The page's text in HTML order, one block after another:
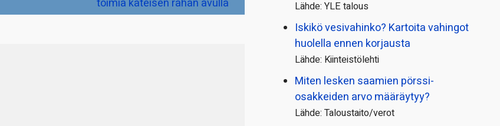
toimia käteisen rahan avulla
Lähde: YLE talous
Iskikö vesivahinko? Kartoita vahingot
huolella ennen korjausta
Lähde: Kiinteistölehti
Miten lesken saamien pörssi­
osakkeiden arvo määräytyy?
Lähde: Taloustaito/verot